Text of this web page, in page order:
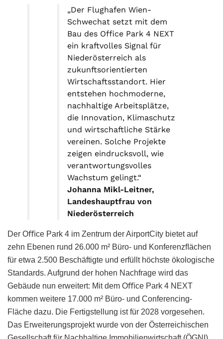
„Der Flughafen Wien-
Schwechat setzt mit dem
Bau des Office Park 4 NEXT
ein kraftvolles Signal für
Niederösterreich als
zukunftsorientierten
Wirtschaftsstandort. Hier
entstehen hochmoderne,
nachhaltige Arbeitsplätze,
die Innovation, Klimaschutz
und wirtschaftliche Stärke
vereinen. Solche Projekte
zeigen eindrucksvoll, wie
verantwortungsvolles
Wachstum gelingt.“
Johanna Mikl-Leitner,
Landeshauptfrau von
Niederösterreich
Der Oﬃce Park 4 im Zentrum der AirportCity bietet auf
zehn Ebenen rund 26.000 m² Büro- und Konferenzﬂächen
für etwa 2.500 Beschäftigte und erfüllt höchste ökologische
Standards. Aufgrund der hohen Nachfrage wird das
Gebäude nun erweitert: Mit dem Oﬃce Park 4 NEXT
kommen weitere 17.000 m² Büro- und Conferencing-
Fläche dazu. Die Fertigstellung ist für 2028 vorgesehen.
Das Erweiterungsprojekt wurde von der Österreichischen